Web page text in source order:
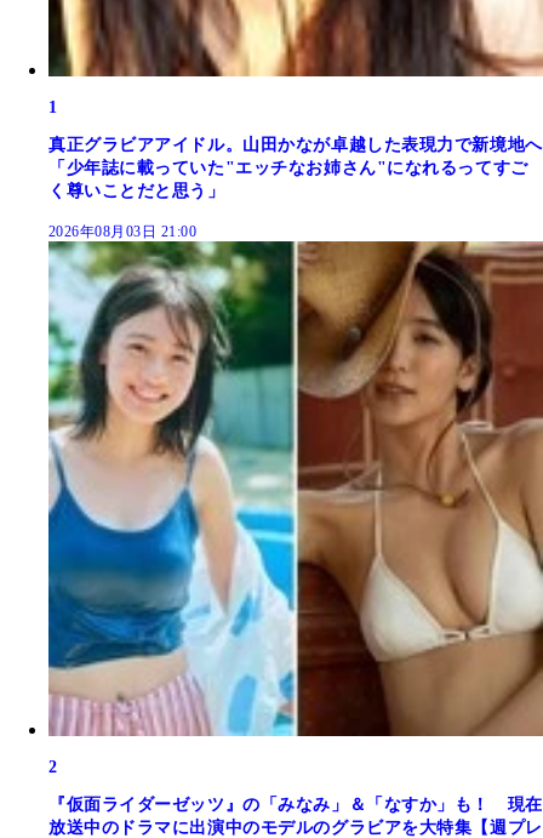
1
真正グラビアアイドル。山田かなが卓越した表現力で新境地へ
「少年誌に載っていた"エッチなお姉さん"になれるってすご
く尊いことだと思う」
2026年08月03日 21:00
2
『仮面ライダーゼッツ』の「みなみ」＆「なすか」も！ 現在
放送中のドラマに出演中のモデルのグラビアを大特集【週プレ